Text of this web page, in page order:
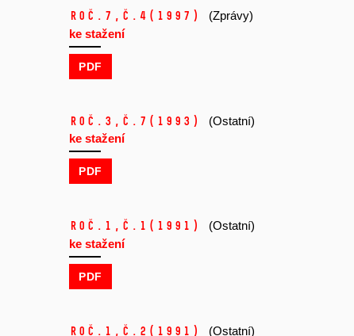
Roč.7, č.4 (1997)
(Zprávy)
ke stažení
PDF
Roč.3, č.7 (1993)
(Ostatní)
ke stažení
PDF
Roč.1, č.1 (1991)
(Ostatní)
ke stažení
PDF
Roč.1, č.2 (1991) (Ostatní)